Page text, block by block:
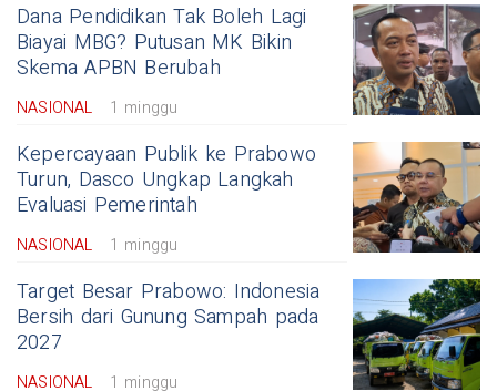
Dana Pendidikan Tak Boleh Lagi
Biayai MBG? Putusan MK Bikin
Skema APBN Berubah
NASIONAL 1 minggu
Kepercayaan Publik ke Prabowo
Turun, Dasco Ungkap Langkah
Evaluasi Pemerintah
NASIONAL 1 minggu
Target Besar Prabowo: Indonesia
Bersih dari Gunung Sampah pada
2027
NASIONAL 1 minggu